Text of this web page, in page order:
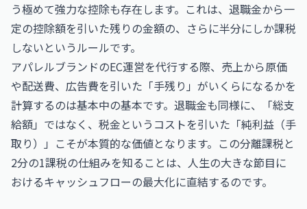
う極めて強力な控除も存在します。これは、退職金から一
定の控除額を引いた残りの金額の、さらに半分にしか課税
しないというルールです。
アパレルブランドのEC運営を代行する際、売上から原価
や配送費、広告費を引いた「手残り」がいくらになるかを
計算するのは基本中の基本です。退職金も同様に、「総支
給額」ではなく、税金というコストを引いた「純利益（手
取り）」こそが本質的な価値となります。この分離課税と
2分の1課税の仕組みを知ることは、人生の大きな節目に
おけるキャッシュフローの最大化に直結するのです。